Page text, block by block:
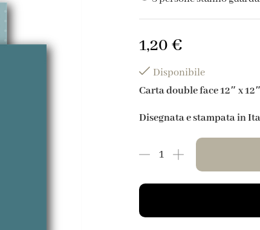
1,20 €
Disponibile
Carta double face 12″ x
Disegnata e stampata in